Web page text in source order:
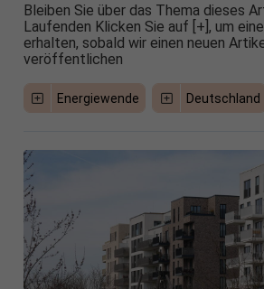
Bleiben Sie über das Thema dieses
Laufenden Klicken Sie auf [+], um
erhalten, sobald wir einen neuen
veröffentlichen
Energiewende Deutschland